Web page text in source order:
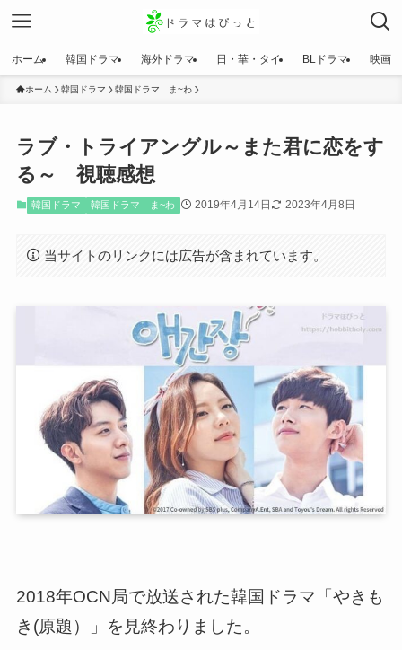
ホーム 韓国ドラマ 海外ドラマ 日・華・タイ BLドラマ 映画
ホーム 韓国ドラマ 韓国ドラマ ま~わ
ラブ・トライアングル～また君に恋をす
る～ 視聴感想
韓国ドラマ 韓国ドラマ ま~わ 2019年4月14日 2023年4月8日
当サイトのリンクには広告が含まれています。
2018年OCN局で放送された韓国ドラマ「やきも
き(原題）」を見終わりました。